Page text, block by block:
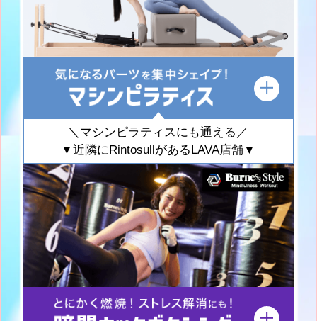
＼マシンピラティスにも通える／
▼近隣にRintosullがあるLAVA店舗▼